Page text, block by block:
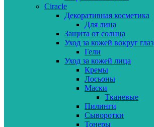
Ciracle
Декоративная косметика
Для лица
Защита от солнца
Уход за кожей вокруг глаз
Гели
Уход за кожей лица
Кремы
Лосьоны
Маски
Тканевые
Пилинги
Сыворотки
Тонеры